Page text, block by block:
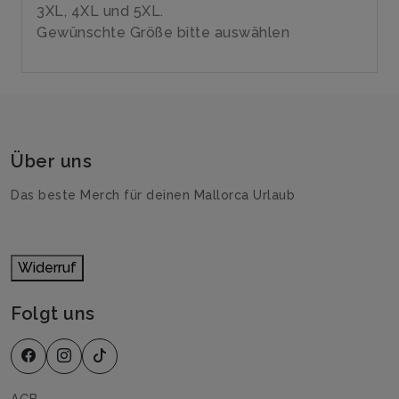
3XL, 4XL und 5XL.
Gewünschte Größe bitte auswählen
Über uns
Das beste Merch für deinen Mallorca Urlaub
Widerruf
Folgt uns